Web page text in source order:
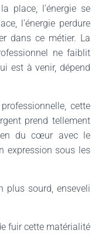
place, l’énergie se
l’énergie perdure
dans ce métier. La
ne faiblit
est à venir, dépend
cette
prend tellement
du cœur avec le
expression sous les
plus sourd, enseveli
fuir cette matérialité